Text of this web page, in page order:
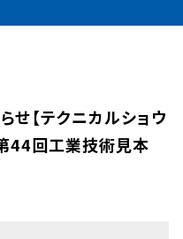
せ【テクニカルショウ
44回工業技術見本